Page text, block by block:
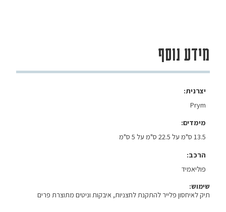
מידע נוסף
יצרנית
Prym
מימדים
13.5 ס"מ על 22.5 ס"מ על 5 ס"מ
הרכב
פוליאמיד
שימוש:
תיק לאיחסון פלייר להתקנת לחצניות, איבקות וניטים מתוצרת פרים